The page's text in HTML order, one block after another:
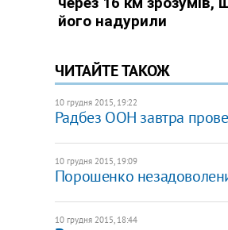
ЧИТАЙТЕ ТАКОЖ
10 грудня 2015, 19:22
Радбез ООН завтра
10 грудня 2015, 19:09
Порошенко
10 грудня 2015, 18:44